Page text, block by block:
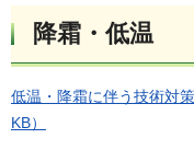
降霜・低温
低温・降霜に伴う技術対
KB）